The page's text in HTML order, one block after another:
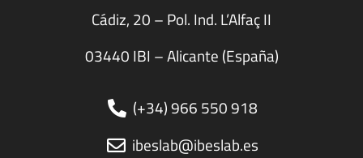
Cádiz, 20 – Pol. Ind. L’Alfaç II
03440 IBI – Alicante (España)
(+34) 966 550 918
ibeslab@ibeslab.es